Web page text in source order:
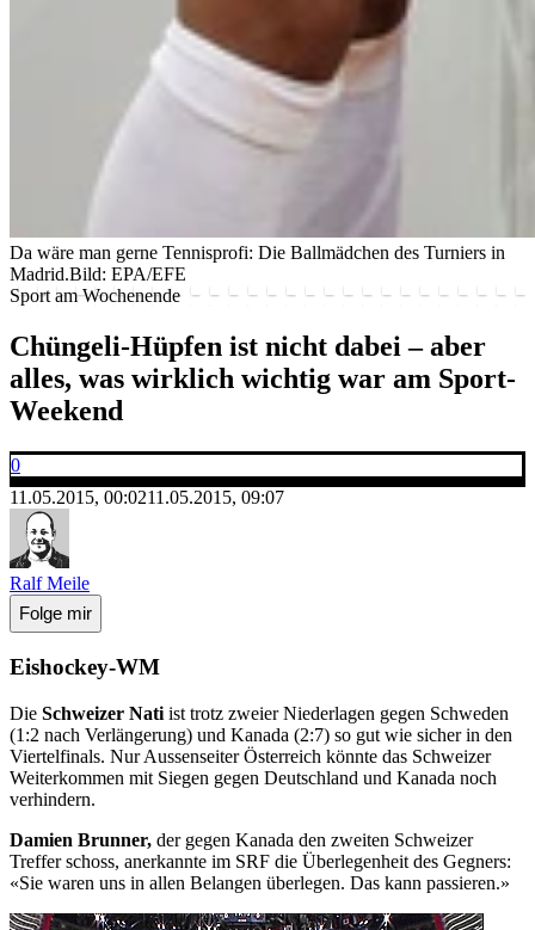
Da wäre man gerne Tennisprofi: Die Ballmädchen des Turniers in
Madrid.Bild: EPA/EFE
Sport am Wochenende
Chüngeli-Hüpfen ist nicht dabei – aber
alles, was wirklich wichtig war am Sport-
Weekend
0
11.05.2015, 00:0211.05.2015, 09:07
Ralf Meile
Folge mir
Eishockey-WM
Die Schweizer Nati ist trotz zweier Niederlagen gegen Schweden
(1:2 nach Verlängerung) und Kanada (2:7) so gut wie sicher in den
Viertelfinals. Nur Aussenseiter Österreich könnte das Schweizer
Weiterkommen mit Siegen gegen Deutschland und Kanada noch
verhindern.
Damien Brunner, der gegen Kanada den zweiten Schweizer
Treffer schoss, anerkannte im SRF die Überlegenheit des Gegners:
«Sie waren uns in allen Belangen überlegen. Das kann passieren.»